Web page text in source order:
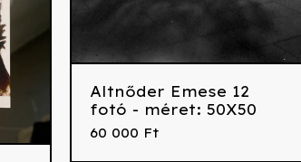
Altnőder Emese 12
fotó - méret: 50X50
60 000 Ft